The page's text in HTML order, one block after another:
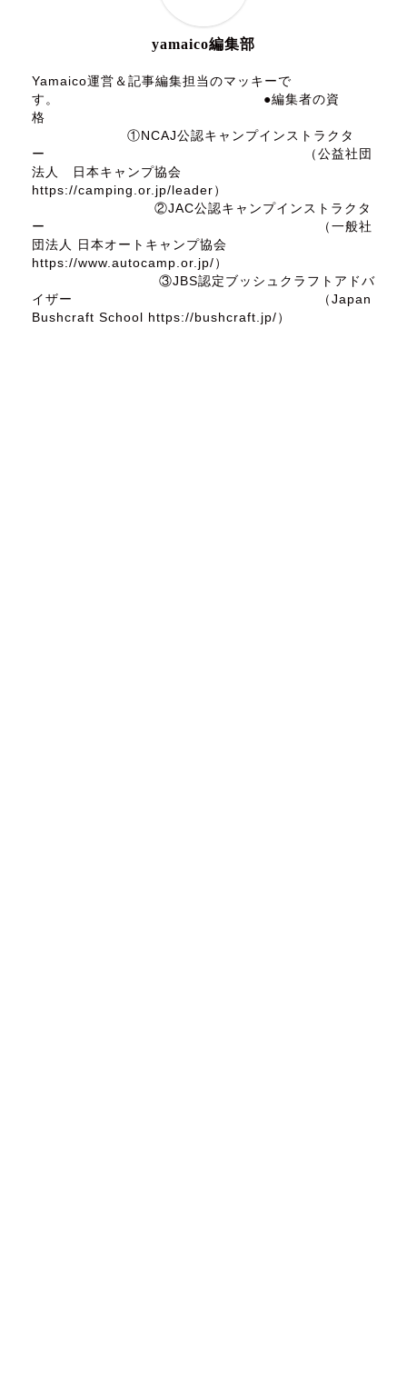
yamaico編集部
Yamaico運営＆記事編集担当のマッキーで
す。 ●編集者の資
格
①NCAJ公認キャンプインストラクタ
ー （公益社団
法人 日本キャンプ協会
https://camping.or.jp/leader）
②JAC公認キャンプインストラクタ
ー （一般社
団法人 日本オートキャンプ協会
https://www.autocamp.or.jp/）
③JBS認定ブッシュクラフトアドバ
イザー （Japan
Bushcraft School https://bushcraft.jp/）